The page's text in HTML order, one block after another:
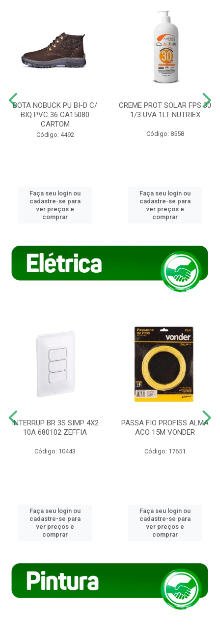
BOTA NOBUCK PU BI-D C/
BIQ PVC 36 CA15080
CARTOM
Código: 4492
Faça seu login ou
cadastre-se para
ver preços e
comprar
CREME PROT SOLAR FPS 30
1/3 UVA 1LT NUTRIEX
Código: 8558
Faça seu login ou
cadastre-se para
ver preços e
comprar
INTERRUP BR 3S SIMP 4X2
10A 680102 ZEFFIA
Código: 10443
Faça seu login ou
cadastre-se para
ver preços e
comprar
PASSA FIO PROFISS ALMA
ACO 15M VONDER
Código: 17651
Faça seu login ou
cadastre-se para
ver preços e
comprar